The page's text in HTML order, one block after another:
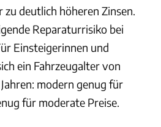
deutlich höheren Zinsen.
Reparaturrisiko bei
Einsteigerinnen und
ein Fahrzeugalter von
modern genug für
für moderate Preise.